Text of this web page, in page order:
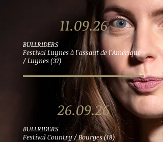
11.09.26
BULLRIDERS
Festival Luynes à l'assaut de l'Amérique
/ Luynes (37)
26.09.26
BULLRIDERS
Festival Country / Bourges (18)